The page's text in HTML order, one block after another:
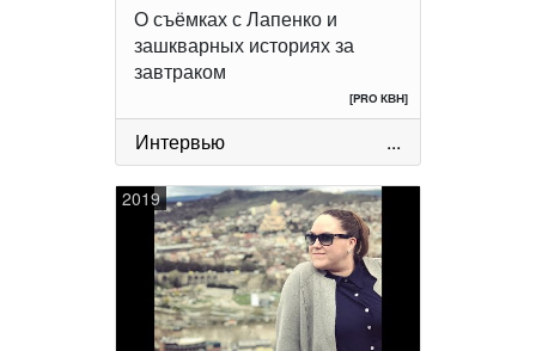
О съёмках с Лапенко и
зашкварных историях за
завтраком
[PRO КВН]
Интервью ...
2019